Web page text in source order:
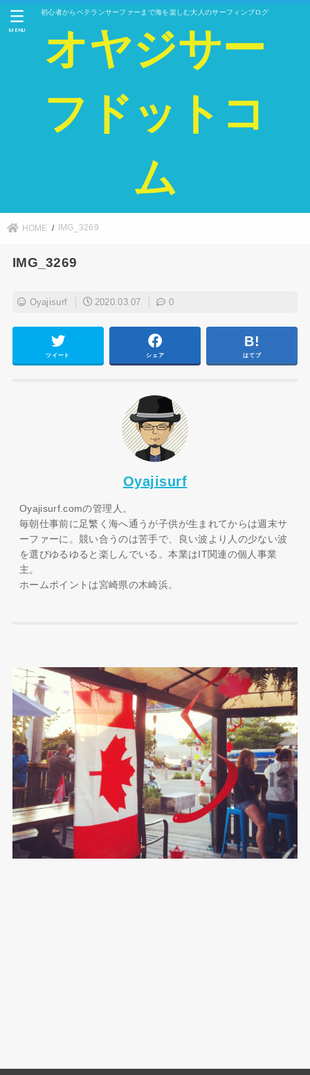
初心者からベテランサーファーまで海を楽しむ大人のサーフィンブログ
オヤジサー
フドットコ
ム
MENU
HOME IMG_3269
IMG_3269
Oyajisurf 2020.03.07 0
ツイート シェア はてブ
Oyajisurf
Oyajisurf.comの管理人。
毎朝仕事前に足繁く海へ通うが子供が生まれてからは週末サ
ーファーに。競い合うのは苦手で、良い波より人の少ない波
を選びゆるゆると楽しんでいる。本業はIT関連の個人事業
主。
ホームポイントは宮崎県の木崎浜。